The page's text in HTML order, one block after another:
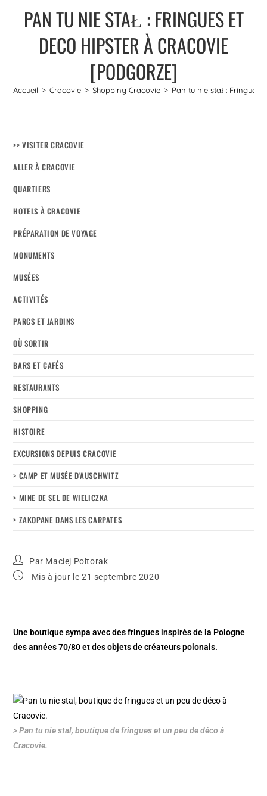
PAN TU NIE STAŁ : FRINGUES ET
DECO HIPSTER À CRACOVIE
[PODGORZE]
Accueil > Cracovie > Shopping Cracovie > Pan tu nie stał :
>> VISITER CRACOVIE
ALLER À CRACOVIE
QUARTIERS
HOTELS À CRACOVIE
PRÉPARATION DE VOYAGE
MONUMENTS
MUSÉES
ACTIVITÉS
PARCS ET JARDINS
OÙ SORTIR
BARS ET CAFÉS
RESTAURANTS
SHOPPING
HISTOIRE
EXCURSIONS DEPUIS CRACOVIE
> CAMP ET MUSÉE D’AUSCHWITZ
> MINE DE SEL DE WIELICZKA
> ZAKOPANE DANS LES CARPATES
Par Maciej Poltorak
Mis à jour le 21 septembre 2020
Une boutique sympa avec des fringues inspirés de la Pologne
des années 70/80 et des objets de créateurs polonais.
> Pan tu nie stal, boutique de fringues et un peu de déco à
Cracovie.